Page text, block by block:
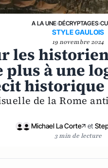
A LA UNE›DÉCRYPTAGES›
STYLE GAULOIS
19 novembre 2024
les
plus à une
de la Rome
Michael La Corte et
3 min de lecture